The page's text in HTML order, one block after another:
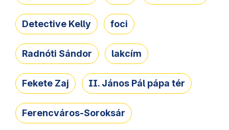
Detective Kelly foci
Radnóti Sándor lakcím
Fekete Zaj II. János Pál pápa tér
Ferencváros-Soroksár